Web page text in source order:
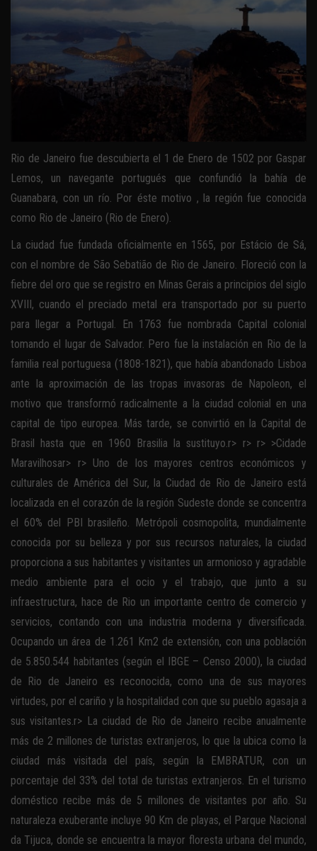
Rio de Janeiro fue descubierta el 1 de Enero de 1502 por Gaspar
Lemos, un navegante portugués que confundió la bahía de
Guanabara, con un río. Por éste motivo , la región fue conocida
como Rio de Janeiro (Rio de Enero).
La ciudad fue fundada oficialmente en 1565, por Estácio de Sá,
con el nombre de São Sebatião de Rio de Janeiro. Floreció con la
fiebre del oro que se registro en Minas Gerais a principios del siglo
XVIII, cuando el preciado metal era transportado por su puerto
para llegar a Portugal. En 1763 fue nombrada Capital colonial
tomando el lugar de Salvador. Pero fue la instalación en Rio de la
familia real portuguesa (1808-1821), que había abandonado Lisboa
ante la aproximación de las tropas invasoras de Napoleon, el
motivo que transformó radicalmente a la ciudad colonial en una
capital de tipo europea. Más tarde, se convirtió en la Capital de
Brasil hasta que en 1960 Brasilia la sustituyo.r> r> r> >Cidade
Maravilhosar> r> Uno de los mayores centros económicos y
culturales de América del Sur, la Ciudad de Rio de Janeiro está
localizada en el corazón de la región Sudeste donde se concentra
el 60% del PBI brasileño. Metrópoli cosmopolita, mundialmente
conocida por su belleza y por sus recursos naturales, la ciudad
proporciona a sus habitantes y visitantes un armonioso y agradable
medio ambiente para el ocio y el trabajo, que junto a su
infraestructura, hace de Rio un importante centro de comercio y
servicios, contando con una industria moderna y diversificada.
Ocupando un área de 1.261 Km2 de extensión, con una población
de 5.850.544 habitantes (según el IBGE – Censo 2000), la ciudad
de Rio de Janeiro es reconocida, como una de sus mayores
virtudes, por el cariño y la hospitalidad con que su pueblo agasaja a
sus visitantes.r> La ciudad de Rio de Janeiro recibe anualmente
más de 2 millones de turistas extranjeros, lo que la ubica como la
ciudad más visitada del país, según la EMBRATUR, con un
porcentaje del 33% del total de turistas extranjeros. En el turismo
doméstico recibe más de 5 millones de visitantes por año. Su
naturaleza exuberante incluye 90 Km de playas, el Parque Nacional
da Tijuca, donde se encuentra la mayor floresta urbana del mundo,